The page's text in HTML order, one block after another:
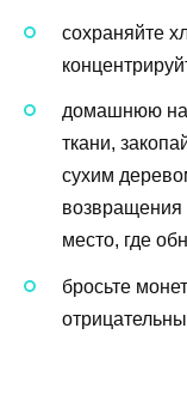
сохраняйте
домашнюю
ткани,
сухим
возвращения
место, где
бросьте